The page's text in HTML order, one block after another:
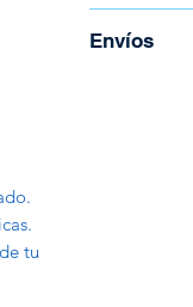
tu
Teclas
Envíos
Todos los